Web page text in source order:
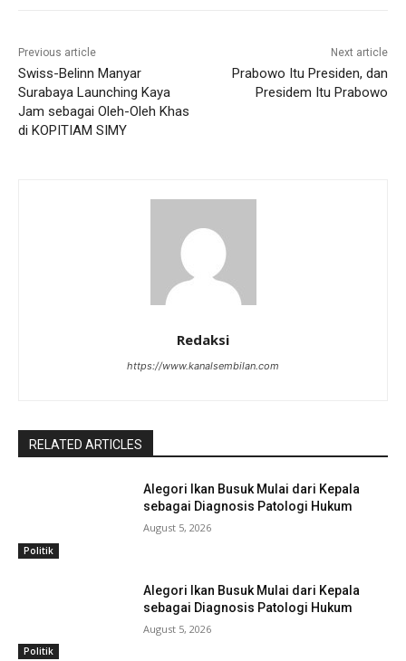
Previous article
Swiss-Belinn Manyar
Surabaya Launching Kaya
Jam sebagai Oleh-Oleh Khas
di KOPITIAM SIMY
Next article
Prabowo Itu Presiden, dan
Presidem Itu Prabowo
Redaksi
https://www.kanalsembilan.com
RELATED ARTICLES
Politik
Alegori Ikan Busuk Mulai dari Kepala
sebagai Diagnosis Patologi Hukum
August 5, 2026
Politik
Alegori Ikan Busuk Mulai dari Kepala
sebagai Diagnosis Patologi Hukum
August 5, 2026